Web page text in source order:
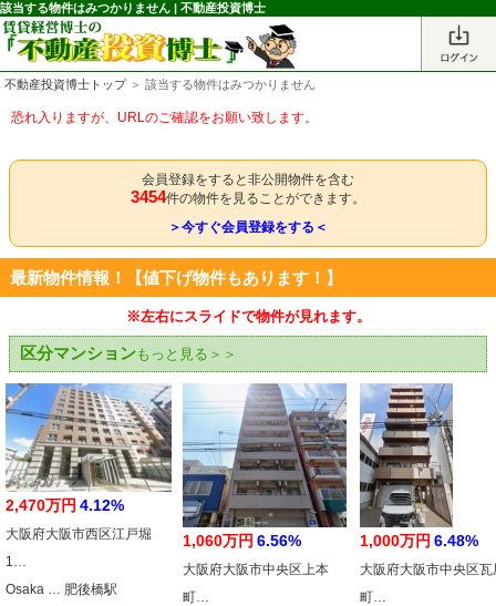
該当する物件はみつかりません | 不動産投資博士
不動産投資博士トップ＞ 該当する物件はみつかりません
恐れ入りますが、URLのご確認をお願い致します。
会員登録をすると非公開物件を含む
3454件の物件を見ることができます。
＞今すぐ会員登録をする＜
最新物件情報！【値下げ物件もあります！】
※左右にスライドで物件が見れます。
区分マンションもっと見る＞＞
2,470万円 4.12%
大阪府大阪市西区江戸堀
1…
Osaka … 肥後橋駅
1,060万円 6.56%
大阪府大阪市中央区上本
町…
1,000万円 6.48%
大阪府大阪市中央区瓦
町…